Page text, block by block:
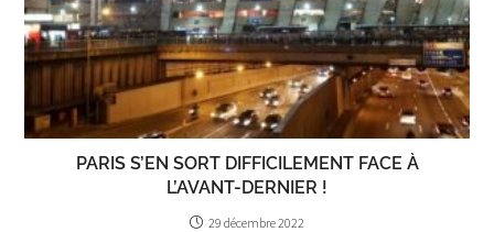
PARIS S’EN SORT DIFFICILEMENT FACE À
L’AVANT-DERNIER !
29 décembre 2022